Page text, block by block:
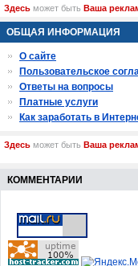
Здесь может быть Ваша
ОБЩАЯ ИНФОРМАЦИЯ
О сайте
Пользовательское
Ответы на вопросы
Платные услуги
Как заработать в
Здесь может быть Ваша
КОММЕНТАРИИ